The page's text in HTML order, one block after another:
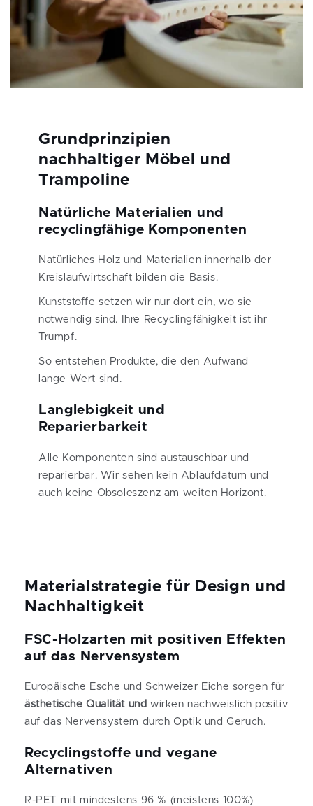
Grundprinzipien
nachhaltiger Möbel und
Trampoline
Natürliche Materialien und
recyclingfähige Komponenten
Natürliches Holz und Materialien innerhalb der
Kreislaufwirtschaft bilden die Basis.
Kunststoffe setzen wir nur dort ein, wo sie
notwendig sind. Ihre Recyclingfähigkeit ist ihr
Trumpf.
So entstehen Produkte, die den Aufwand
lange Wert sind.
Langlebigkeit und
Reparierbarkeit
Alle Komponenten sind austauschbar und
reparierbar. Wir sehen kein Ablaufdatum und
auch keine Obsoleszenz am weiten Horizont.
Materialstrategie für Design und
Nachhaltigkeit
FSC-Holzarten mit positiven Effekten
auf das Nervensystem
Europäische Esche und Schweizer Eiche sorgen für
ästhetische Qualität und wirken nachweislich positiv
auf das Nervensystem durch Optik und Geruch.
Recyclingstoffe und vegane
Alternativen
R-PET mit mindestens 96 % (meistens 100%)